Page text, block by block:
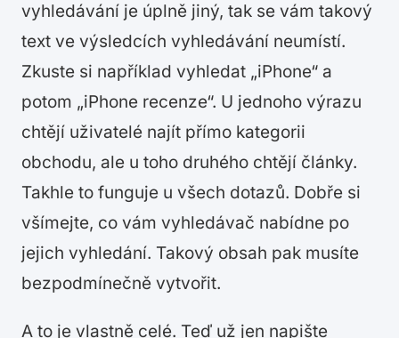
vyhledávání je úplně jiný, tak se vám takový
text ve výsledcích vyhledávání neumístí.
Zkuste si například vyhledat „iPhone“ a
potom „iPhone recenze“. U jednoho výrazu
chtějí uživatelé najít přímo kategorii
obchodu, ale u toho druhého chtějí články.
Takhle to funguje u všech dotazů. Dobře si
všímejte, co vám vyhledávač nabídne po
jejich vyhledání. Takový obsah pak musíte
bezpodmínečně vytvořit.
A to je vlastně celé. Teď už jen napište